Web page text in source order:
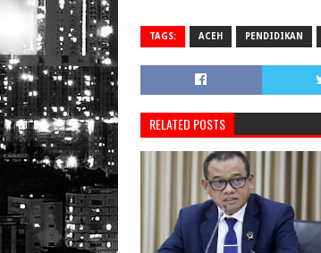
TAGS: ACEH PENDIDIKAN
RELATED POSTS